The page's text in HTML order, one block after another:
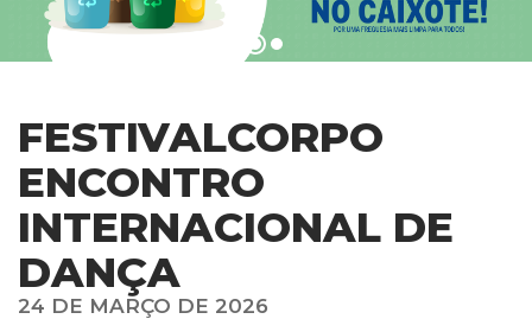
FESTIVALCORPO
ENCONTRO
INTERNACIONAL DE
DANÇA
24 DE MARÇO DE 2026